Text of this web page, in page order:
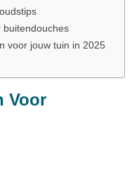
buitendouches
voor jouw tuin in 2025
Voor